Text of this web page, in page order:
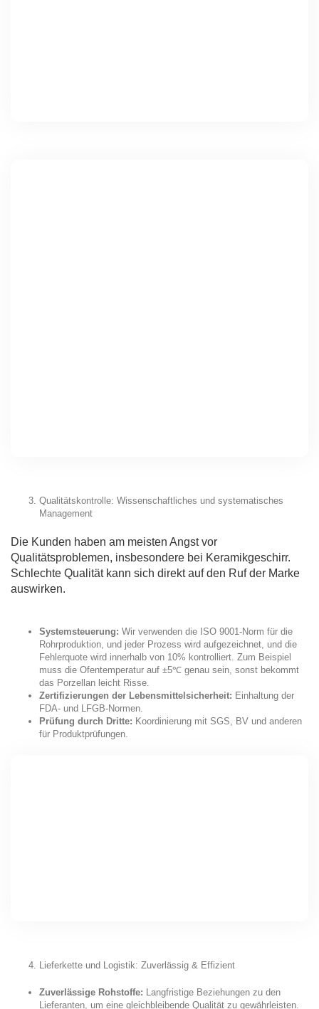
Qualitätskontrolle: Wissenschaftliches und systematisches
Management
Die Kunden haben am meisten Angst vor
Qualitätsproblemen, insbesondere bei Keramikgeschirr.
Schlechte Qualität kann sich direkt auf den Ruf der Marke
auswirken.
Systemsteuerung: Wir verwenden die ISO 9001-Norm für die
Rohrproduktion, und jeder Prozess wird aufgezeichnet, und die
Fehlerquote wird innerhalb von 10% kontrolliert. Zum Beispiel
muss die Ofentemperatur auf ±5℃ genau sein, sonst bekommt
das Porzellan leicht Risse.
Zertifizierungen der Lebensmittelsicherheit: Einhaltung der
FDA- und LFGB-Normen.
Prüfung durch Dritte: Koordinierung mit SGS, BV und anderen
für Produktprüfungen.
Lieferkette und Logistik: Zuverlässig & Effizient
Zuverlässige Rohstoffe: Langfristige Beziehungen zu den
Lieferanten, um eine gleichbleibende Qualität zu gewährleisten.